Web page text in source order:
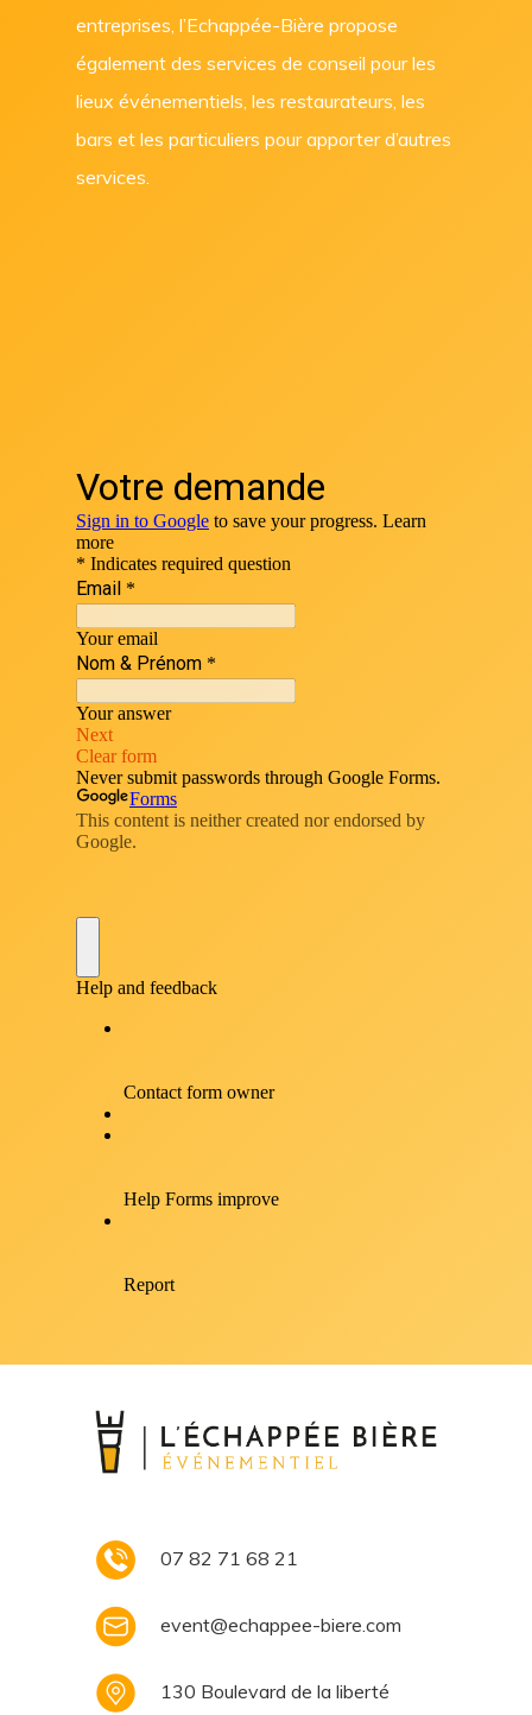
entreprises, l’Echappée-Bière propose
également des services de conseil pour les
lieux événementiels, les restaurateurs, les
bars et les particuliers pour apporter d’autres
services.
07 82 71 68 21
event@echappee-biere.com
130 Boulevard de la liberté